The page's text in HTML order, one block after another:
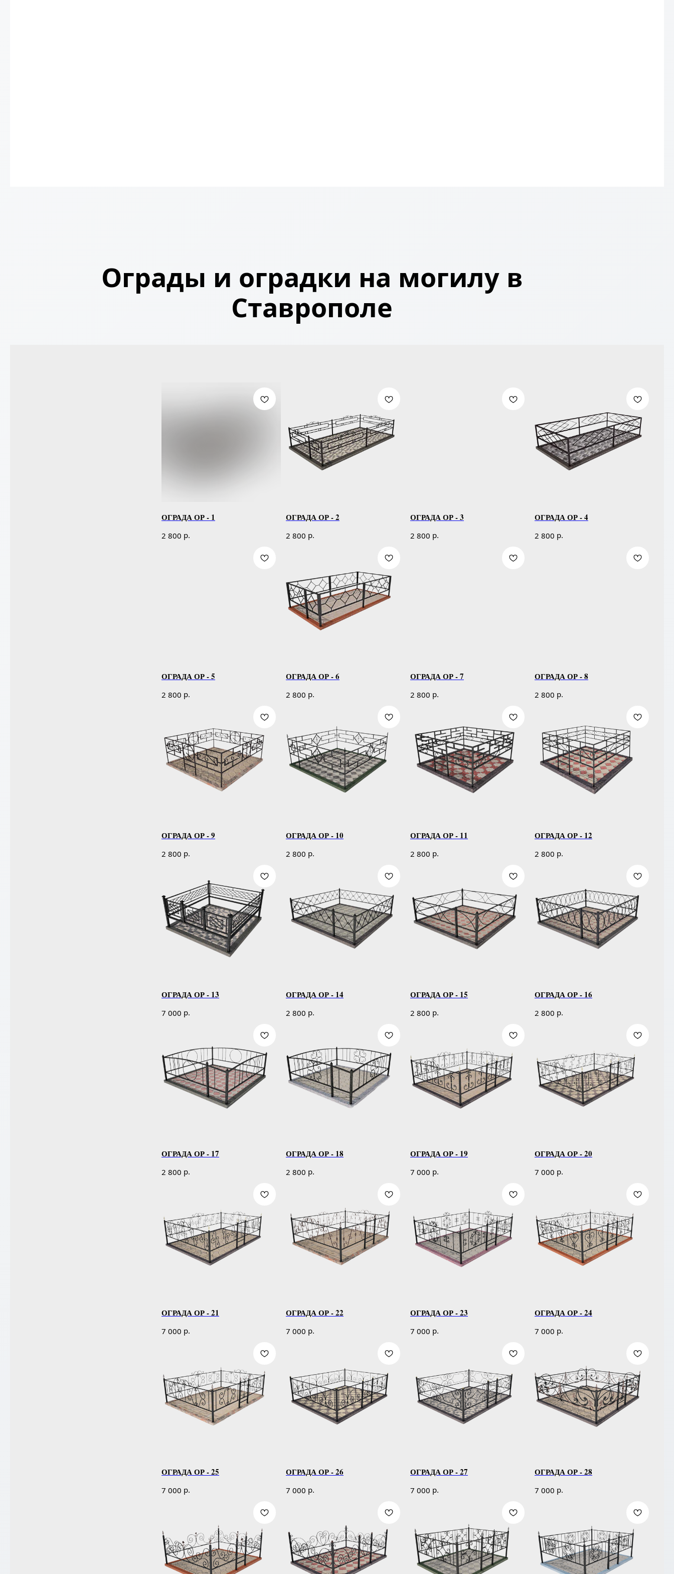
Ограды и оградки на могилу в
Ставрополе
ОГРАДА ОР - 1
2 800 р.
ОГРАДА ОР - 2
2 800 р.
ОГРАДА ОР - 3
2 800 р.
ОГРАДА ОР - 4
2 800 р.
ОГРАДА ОР - 5
2 800 р.
ОГРАДА ОР - 6
2 800 р.
ОГРАДА ОР - 7
2 800 р.
ОГРАДА ОР - 8
2 800 р.
ОГРАДА ОР - 9
2 800 р.
ОГРАДА ОР - 10
2 800 р.
ОГРАДА ОР - 11
2 800 р.
ОГРАДА ОР - 12
2 800 р.
ОГРАДА ОР - 13
7 000 р.
ОГРАДА ОР - 14
2 800 р.
ОГРАДА ОР - 15
2 800 р.
ОГРАДА ОР - 16
2 800 р.
ОГРАДА ОР - 17
2 800 р.
ОГРАДА ОР - 18
2 800 р.
ОГРАДА ОР - 19
7 000 р.
ОГРАДА ОР - 20
7 000 р.
ОГРАДА ОР - 21
7 000 р.
ОГРАДА ОР - 22
7 000 р.
ОГРАДА ОР - 23
7 000 р.
ОГРАДА ОР - 24
7 000 р.
ОГРАДА ОР - 25
7 000 р.
ОГРАДА ОР - 26
7 000 р.
ОГРАДА ОР - 27
7 000 р.
ОГРАДА ОР - 28
7 000 р.